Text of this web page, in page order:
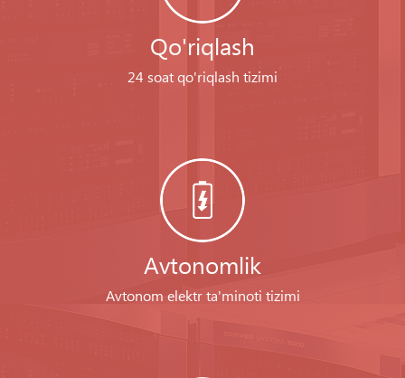
Qo'riqlash
24 soat qo'riqlash tizimi
Avtonomlik
Avtonom elektr ta'minoti tizimi